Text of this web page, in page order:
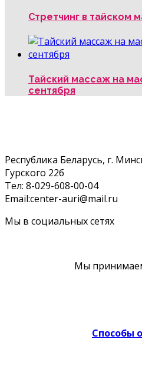
Стретчинг в тайском
Тайский массаж на
сентября
Республика Беларусь, г.
Гурского 22б
Тел: 8-029-608-00-04
Email:center-auri@mail.ru
Мы в социальных сетях
Мы
Способы